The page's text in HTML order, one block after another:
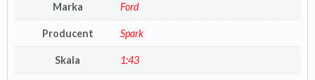
Marka Ford
Producent Spark
Skala 1:43